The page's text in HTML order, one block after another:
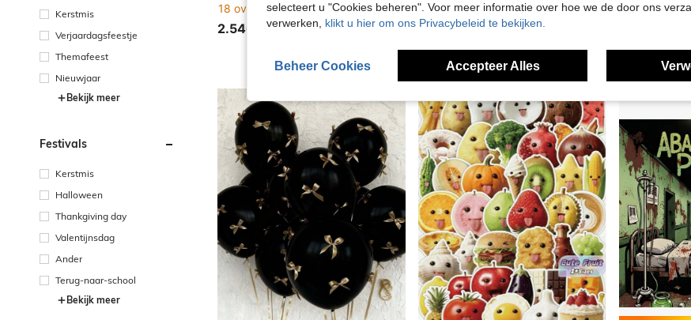
Kerstmis
Verjaardagsfeestje
Themafeest
Nieuwjaar
Bekijk meer
Festivals
Kerstmis
Halloween
Thankgiving day
Valentijnsdag
Ander
Terug-naar-school
Bekijk meer
18 over
2.54€
2.78€ 3.44€
andere verkopers
EU Warehouse
selecteert u "Cookies beheren". Voor meer informatie over hoe we de door ons
verwerken, klikt u hier om ons Privacybeleid te bekijken.
Beheer Cookies Accepteer Alles